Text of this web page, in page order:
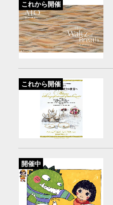
これから開催
これから開催
開催中